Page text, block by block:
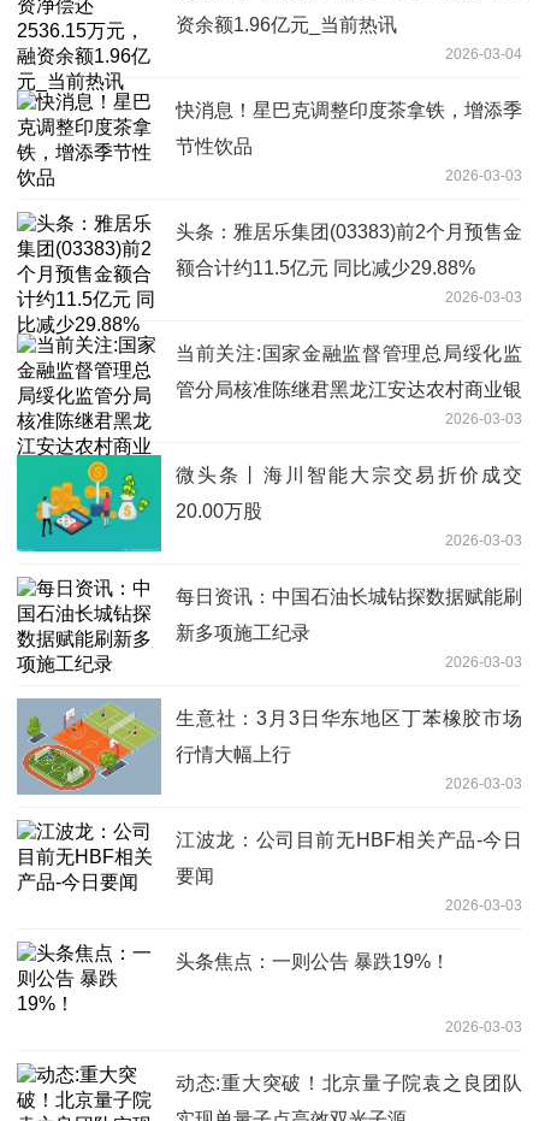
资余额1.96亿元_当前热讯
2026-03-04
快消息！星巴克调整印度茶拿铁，增添季
节性饮品
2026-03-03
头条：雅居乐集团(03383)前2个月预售金
额合计约11.5亿元 同比减少29.88%
2026-03-03
当前关注:国家金融监督管理总局绥化监
管分局核准陈继君黑龙江安达农村商业银
2026-03-03
微头条丨海川智能大宗交易折价成交
20.00万股
2026-03-03
每日资讯：中国石油长城钻探数据赋能刷
新多项施工纪录
2026-03-03
生意社：3月3日华东地区丁苯橡胶市场
行情大幅上行
2026-03-03
江波龙：公司目前无HBF相关产品-今日
要闻
2026-03-03
头条焦点：一则公告 暴跌19%！
2026-03-03
动态:重大突破！北京量子院袁之良团队